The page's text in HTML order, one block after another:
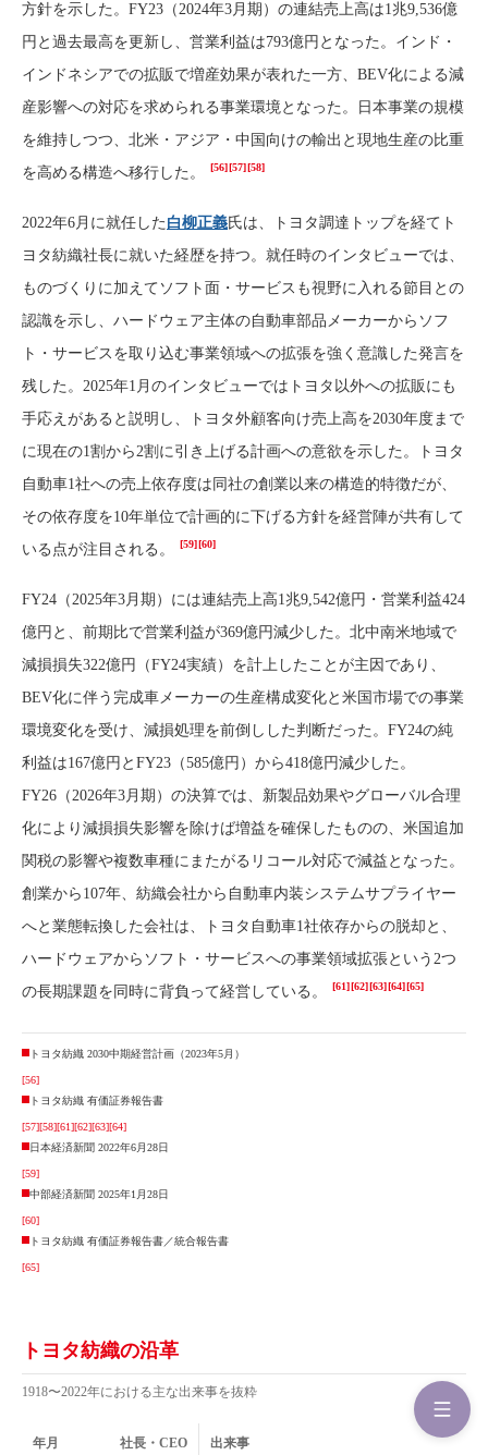
方針を示した。FY23（2024年3月期）の連結売上高は1兆9,536億
円と過去最高を更新し、営業利益は793億円となった。インド・
インドネシアでの拡販で増産効果が表れた一方、BEV化による減
産影響への対応を求められる事業環境となった。日本事業の規模
を維持しつつ、北米・アジア・中国向けの輸出と現地生産の比重
を高める構造へ移行した。
[56][57][58]
2022年6月に就任した 白柳正義氏は、トヨタ調達トップを経てト
ヨタ紡織社長に就いた経歴を持つ。就任時のインタビューでは、
ものづくりに加えてソフト面・サービスも視野に入れる節目との
認識を示し、ハードウェア主体の自動車部品メーカーからソフ
ト・サービスを取り込む事業領域への拡張を強く意識した発言を
残した。2025年1月のインタビューではトヨタ以外への拡販にも
手応えがあると説明し、トヨタ外顧客向け売上高を2030年度まで
に現在の1割から2割に引き上げる計画への意欲を示した。トヨタ
自動車1社への売上依存度は同社の創業以来の構造的特徴だが、
その依存度を10年単位で計画的に下げる方針を経営陣が共有して
いる点が注目される。
[59][60]
FY24（2025年3月期）には連結売上高1兆9,542億円・営業利益424
億円と、前期比で営業利益が369億円減少した。北中南米地域で
減損損失322億円（FY24実績）を計上したことが主因であり、
BEV化に伴う完成車メーカーの生産構成変化と米国市場での事業
環境変化を受け、減損処理を前倒しした判断だった。FY24の純
利益は167億円とFY23（585億円）から418億円減少した。
FY26（2026年3月期）の決算では、新製品効果やグローバル合理
化により減損損失影響を除けば増益を確保したものの、米国追加
関税の影響や複数車種にまたがるリコール対応で減益となった。
創業から107年、紡織会社から自動車内装システムサプライヤー
へと業態転換した会社は、トヨタ自動車1社依存からの脱却と、
ハードウェアからソフト・サービスへの事業領域拡張という2つ
の長期課題を同時に背負って経営している。
[61][62][63][64][65]
トヨタ紡織 2030中期経営計画（2023年5月）
[56]
トヨタ紡織 有価証券報告書
[57][58][61][62][63][64]
日本経済新聞 2022年6月28日
[59]
中部経済新聞 2025年1月28日
[60]
トヨタ紡織 有価証券報告書／統合報告書
[65]
トヨタ紡織の沿革
1918〜2022年における主な出来事を抜粋
年月 社長・CEO 出来事